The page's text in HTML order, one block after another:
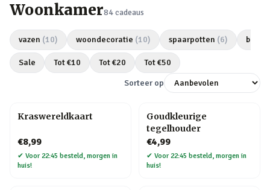
Woonkamer84cadeaus
vazen (10) woondecoratie (10) spaarpotten (6)
Sale Tot €10 Tot €20 Tot €50
Sorteer op
Kraswereldkaart
€8,99
✔ Voor 22:45 besteld, morgen in
huis!
Goudkleurige
tegelhouder
€4,99
✔ Voor 22:45 besteld, morgen in
huis!